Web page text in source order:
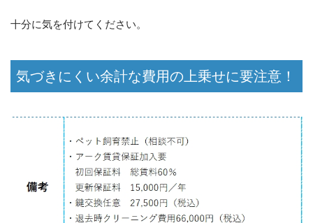
十分に気を付けてください。
気づきにくい余計な費用の上乗せに要注意！